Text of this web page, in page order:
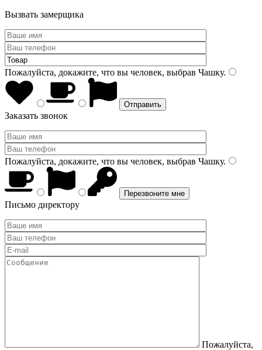
Вызвать замерщика
Пожалуйста, докажите, что вы человек, выбрав Чашку.
Заказать звонок
Пожалуйста, докажите, что вы человек, выбрав Чашку.
Письмо директору
Пожалуйста,